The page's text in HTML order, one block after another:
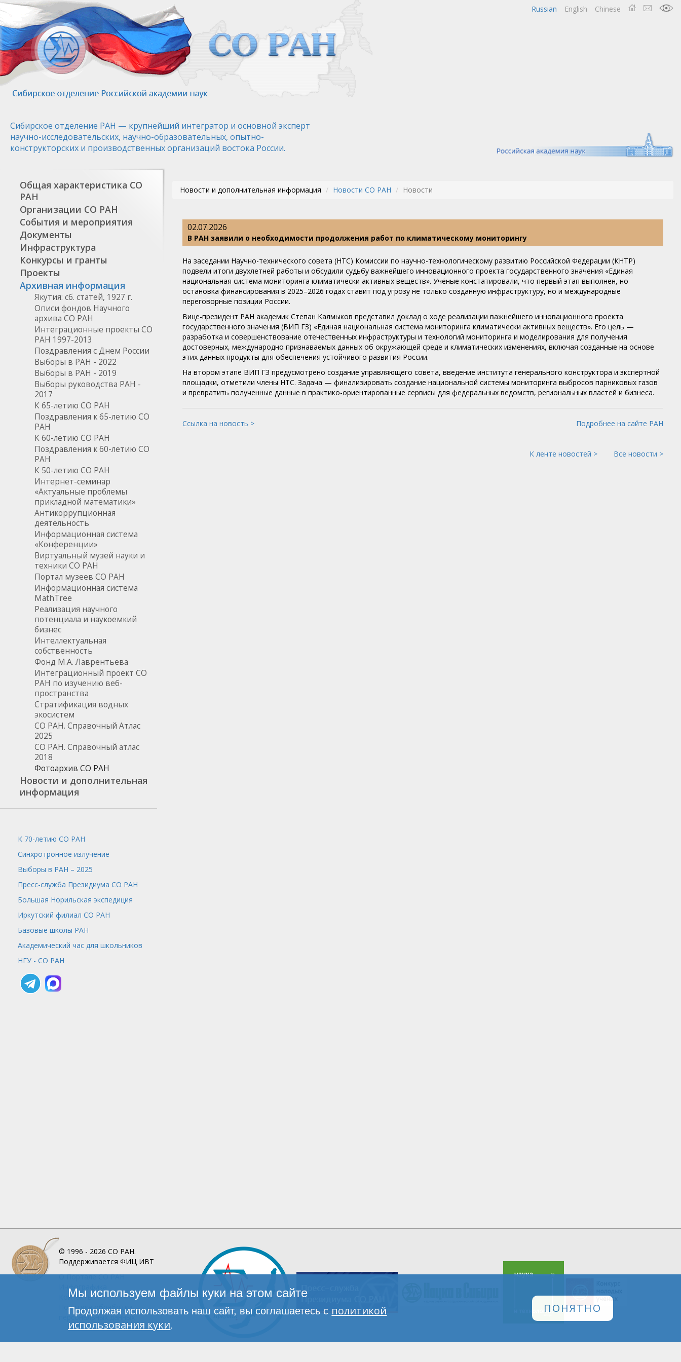
Перейти
основному
содержанию
Chinese
English
Russian
Сибирское отделение РАН — крупнейший интегратор и основной эксперт
научно-исследовательских, научно-образовательных, опытно-
конструкторских и производственных организаций востока России.
Общая характеристика СО
РАН
Организации СО РАН
События и мероприятия
Документы
Инфраструктура
Конкурсы и гранты
Проекты
Архивная информация
Якутия: сб. статей, 1927 г.
Описи фондов Научного
архива СО РАН
Интеграционные проекты СО
РАН 1997-2013
Поздравления с Днем России
Выборы в РАН - 2022
Выборы в РАН - 2019
Выборы руководства РАН -
2017
К 65-летию СО РАН
Поздравления к 65-летию СО
РАН
К 60-летию СО РАН
Поздравления к 60-летию СО
РАН
К 50-летию СО РАН
Интернет-семинар
«Актуальные проблемы
прикладной математики»
Антикоррупционная
деятельность
Информационная система
«Конференции»
Виртуальный музей науки и
техники СО РАН
Портал музеев СО РАН
Информационная система
MathTree
Реализация научного
потенциала и наукоемкий
бизнес
Интеллектуальная
собственность
Фонд М.А. Лаврентьева
Интеграционный проект СО
РАН по изучению веб-
пространства
Стратификация водных
экосистем
СО РАН. Справочный Атлас
2025
СО РАН. Справочный атлас
2018
Фотоархив СО РАН
Новости и дополнительная
информация
К 70-летию СО РАН
Синхротронное излучение
Выборы в РАН – 2025
Пресс-служба Президиума СО РАН
Большая Норильская экспедиция
Иркутский филиал СО РАН
Базовые школы РАН
Академический час для школьников
НГУ - СО РАН
Новости и дополнительная информация Новости СО РАН Новости
02.07.2026
В РАН заявили о необходимости продолжения работ по климатическому мониторингу
На заседании Научно-технического совета (НТС) Комиссии по научно-технологическому развитию Российской Федерации (КНТР)
подвели итоги двухлетней работы и обсудили судьбу важнейшего инновационного проекта государственного значения «Единая
национальная система мониторинга климатически активных веществ». Учёные констатировали, что первый этап выполнен, но
остановка финансирования в 2025–2026 годах ставит под угрозу не только созданную инфраструктуру, но и международные
переговорные позиции России.
Вице-президент РАН академик Степан Калмыков представил доклад о ходе реализации важнейшего инновационного проекта
государственного значения (ВИП ГЗ) «Единая национальная система мониторинга климатически активных веществ». Его цель —
разработка и совершенствование отечественных инфраструктуры и технологий мониторинга и моделирования для получения
достоверных, международно признаваемых данных об окружающей среде и климатических изменениях, включая созданные на основе
этих данных продукты для обеспечения устойчивого развития России.
На втором этапе ВИП ГЗ предусмотрено создание управляющего совета, введение института генерального конструктора и экспертной
площадки, отметили члены НТС. Задача — финализировать создание национальной системы мониторинга выбросов парниковых газов
и превратить полученные данные в практико-ориентированные сервисы для федеральных ведомств, региональных властей и бизнеса.
Ссылка на новость > Подробнее на сайте РАН
К ленте новостей > Все новости >
© 1996 - 2026 СО РАН.
Поддерживается ФИЦ ИВТ
О ПорталеСО РАН
Инфографика
Контакты
Политика обработки
персональных данных
Мы используем файлы куки на этом сайте
Продолжая использовать наш сайт, вы соглашаетесь с политикой
использования куки.
ПОНЯТНО